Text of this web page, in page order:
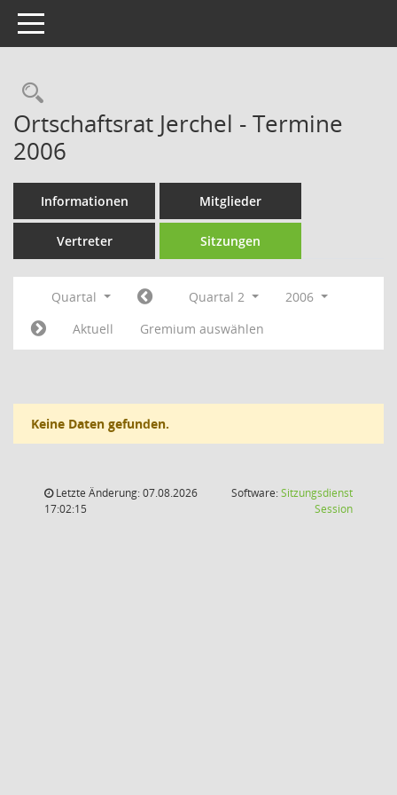
Toggle navigation
Rechercheauswahl
Ortschaftsrat Jerchel - Termine
2006
Informationen Mitglieder
Vertreter Sitzungen
Quartal Quartal 2
2006
Aktuell
Gremium auswählen
Keine Daten gefunden.
Letzte Änderung: 07.08.2026
17:02:15
Software:Sitzungsdienst
Session(Wird in